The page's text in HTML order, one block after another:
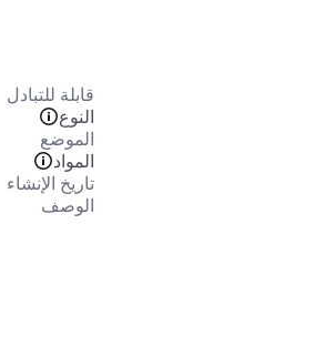
قابلة للتبادل
النوع
الموضع
المواد
تاريخ الإنشاء
الوصف